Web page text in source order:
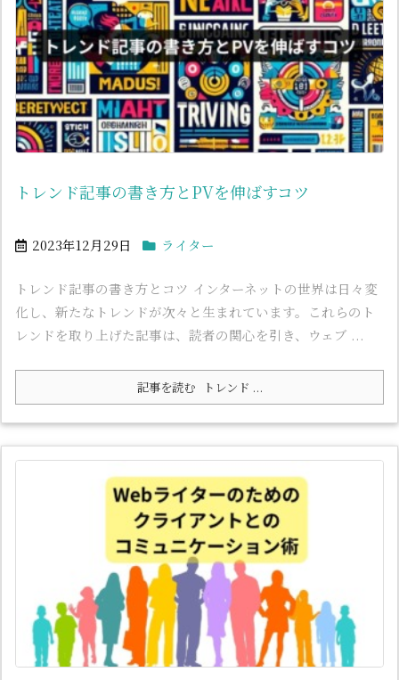
トレンド記事の書き方とPVを伸ばすコツ
2023年12月29日 ライター
トレンド記事の書き方とコツ インターネットの世界は日々変
化し、新たなトレンドが次々と生まれています。これらのト
レンドを取り上げた記事は、読者の関心を引き、ウェブ ...
記事を読む トレンド ...